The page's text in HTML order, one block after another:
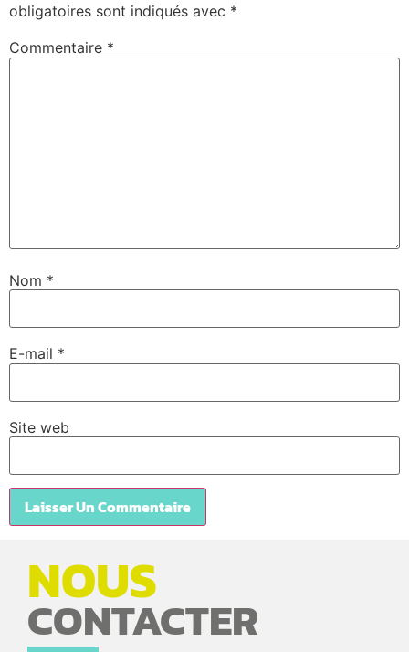
obligatoires sont indiqués avec *
Commentaire *
Nom *
E-mail *
Site web
NOUS
CONTACTER